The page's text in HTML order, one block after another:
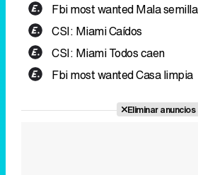
Fbi most wantedMala semilla
CSI: MiamiCaídos
CSI: MiamiTodos caen
Fbi most wantedCasa limpia
Eliminar anuncios